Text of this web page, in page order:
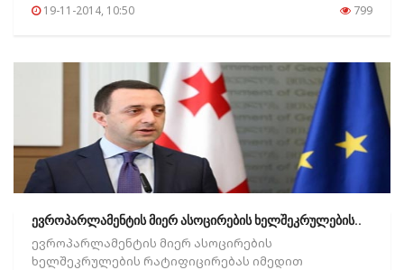
19-11-2014, 10:50 799
ევროპარლამენტის მიერ ასოცირების ხელშეკრულების..
ევროპარლამენტის მიერ ასოცირების
ხელშეკრულების რატიფიცირებას იმედით